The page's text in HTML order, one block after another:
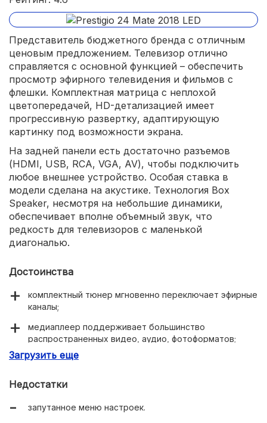
Представитель бюджетного бренда с отличным
ценовым предложением. Телевизор отлично
справляется с основной функцией – обеспечить
просмотр эфирного телевидения и фильмов с
флешки. Комплектная матрица с неплохой
цветопередачей, HD-детализацией имеет
прогрессивную развертку, адаптирующую
картинку под возможности экрана.
На задней панели есть достаточно разъемов
(HDMI, USB, RCA, VGA, AV), чтобы подключить
любое внешнее устройство. Особая ставка в
модели сделана на акустике. Технология Box
Speaker, несмотря на небольшие динамики,
обеспечивает вполне объемный звук, что
редкость для телевизоров с маленькой
диагональю.
Достоинства
комплектный тюнер мгновенно переключает эфирные
каналы;
медиаплеер поддерживает большинство
распространенных видео, аудио, фотоформатов;
развертка 60 Гц обеспечивает плавную картинку, без
отличный звук;
VA-матрица с вполне естественной цветопередачей.
Загрузить еще
Недостатки
запутанное меню настроек.